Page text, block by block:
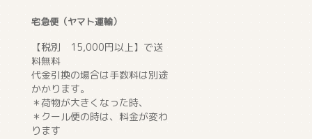
宅急便（ヤマト運輸）
【税別 15,000円以上】で送
料無料
代金引換の場合は手数料は別途
かかります。
＊荷物が大きくなった時、
＊クール便の時は、料金が変わ
ります